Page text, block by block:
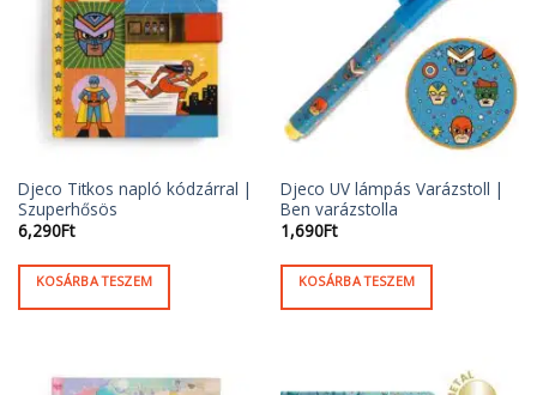
Djeco Titkos napló kódzárral |
Szuperhősös
6,290Ft
KOSÁRBA TESZEM
Djeco UV lámpás Varázstoll |
Ben varázstolla
1,690Ft
KOSÁRBA TESZEM